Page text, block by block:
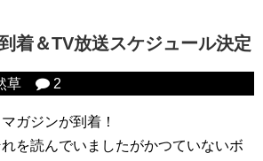
着＆TV放送スケジュール決定
草 2
ガジンが到着！
を読んでいましたがかつていないボ